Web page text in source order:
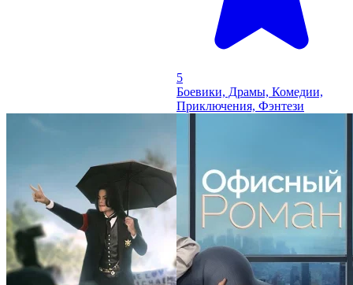
5
Боевики, Драмы, Комедии,
Приключения, Фэнтези